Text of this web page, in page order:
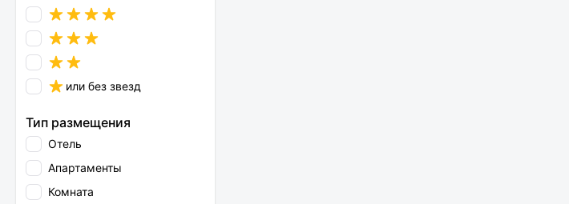
или без звезд
Тип размещения
Отель
Апартаменты
Комната